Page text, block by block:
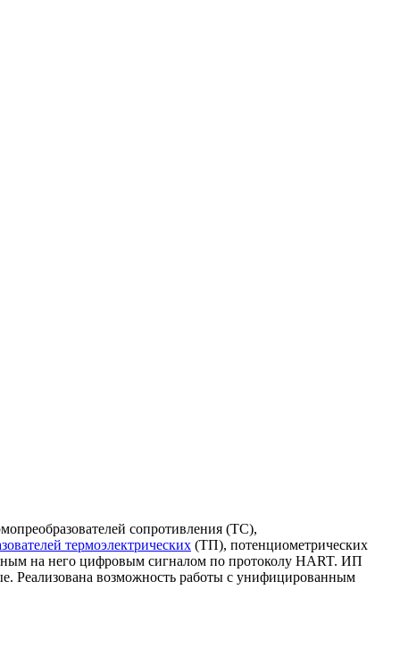
сопротивления (ТС),
термоэлектрических (ТП), потенциометрических
на него цифровым сигналом по протоколу HART. ИП
Реализована возможность работы с унифицированным